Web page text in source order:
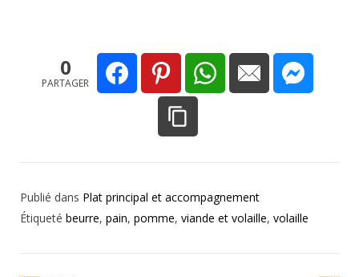
0
PARTAGER
Publié dans Plat principal et accompagnement
Étiqueté beurre, pain, pomme, viande et volaille, volaille